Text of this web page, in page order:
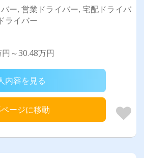
ー, 営業ドライバー, 宅配ドライバ
ライバー
～30.48万円
内容を見る
ージに移動